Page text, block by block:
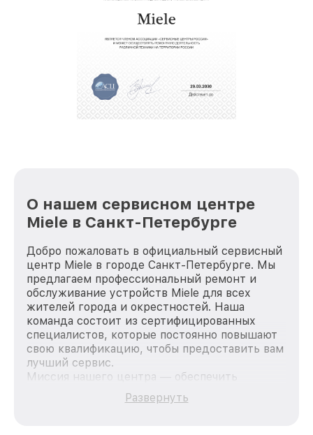
услуги курьера для владельцев
крупногабаритной техники, которые
обеспечат доставку устройств в сервис в
полной сохранности и бесплатно.
положительные отзывы и обрели отличную
репутацию. Мы постоянно совершенствуемся и
О нашем сервисном центре
Miele в Санкт-Петербурге
Добро пожаловать в официальный сервисный
центр Miele в городе Санкт-Петербурге. Мы
предлагаем профессиональный ремонт и
обслуживание устройств Miele для всех
жителей города и окрестностей. Наша
команда состоит из сертифицированных
специалистов, которые постоянно повышают
свою квалификацию, чтобы предоставить вам
лучший сервис.
Миссия нашего центра — обеспечить
качественный и доступный ремонт для
каждого пользователя продукции Miele, вне
Развернуть